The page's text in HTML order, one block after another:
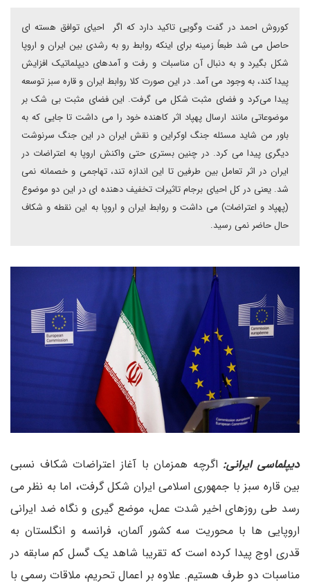
کوروش احمد در گفت وگویی تاکید دارد که اگر احیای توافق هسته ای
حاصل می شد طبعاً زمینه برای اینکه روابط رو به رشدی بین ایران و اروپا
شکل بگیرد و به دنبال آن مناسبات و رفت و آمدهای دیپلماتیک افزایش
پیدا کند، به وجود می آمد. در این صورت کلا روابط ایران و قاره سبز توسعه
پیدا می‌کرد و فضای مثبت شکل می گرفت. این فضای مثبت بی شک بر
موضوعاتی مانند ارسال پهپاد اثر کاهنده خود را می داشت تا جایی که به
باور من شاید مسئله جنگ اوکراین و نقش ایران در این جنگ سرنوشت
دیگری پیدا می کرد. در چنین بستری حتی واکنش اروپا به اعتراضات در
ایران در اثر تعامل بین طرفین تا این اندازه تند، تهاجمی و خصمانه نمی
شد. یعنی در کل احیای برجام تاثیرات تخفیف دهنده ای در این دو موضوع
(پهپاد و اعتراضات) می داشت و روابط ایران و اروپا به این نقطه و شکاف
حال حاضر نمی رسید.
دیپلماسی ایرانی: اگرچه همزمان با آغاز اعتراضات شکاف نسبی
بین قاره سبز با جمهوری اسلامی ایران شکل گرفت، اما به نظر می
رسد طی روزهای اخیر شدت عمل، موضع گیری و نگاه ضد ایرانی
اروپایی ها با محوریت سه کشور آلمان، فرانسه و انگلستان به
قدری اوج پیدا کرده است که تقریبا شاهد یک گسل کم سابقه در
مناسبات دو طرف هستیم. علاوه بر اعمال تحریم، ملاقات رسمی با